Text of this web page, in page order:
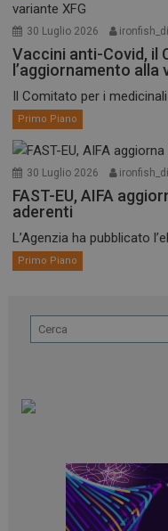
30 Luglio 2026
Vaccini anti-Covid, il
l’aggiornamento alla
Il Comitato per i medicinali
Primo Piano
30 Luglio 2026
FAST-EU, AIFA
aderenti
L’Agenzia ha pubblicato
Primo Piano